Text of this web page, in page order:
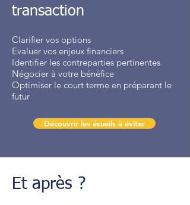
transaction
Clarifier vos options
Evaluer vos enjeux financiers
Identifier les contreparties pertinentes
Négocier à votre bénéfice
Optimiser le court terme en préparant le
futur
Découvrir les écueils à éviter
Et après ?